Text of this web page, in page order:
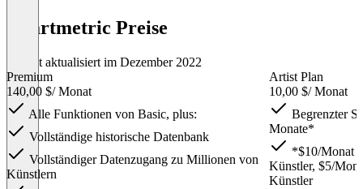
Chartmetric Preise
Zuletzt aktualisiert im Dezember 2022
Premium
140,00 $/ Monat
Alle Funktionen von Basic, plus:
Vollständige historische Datenbank
Vollständiger Datenzugang zu Millionen von
Künstlern
Artist Plan
10,00 $/ Monat
Begrenzter
Monate*
*$10/Monat
Künstler, $5/
Künstler